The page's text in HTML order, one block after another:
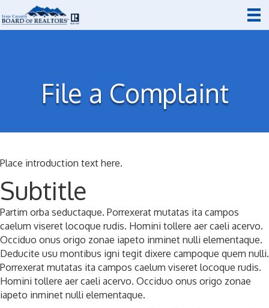
File a Complaint
Place introduction text here.
Subtitle
Partim orba seductaque. Porrexerat mutatas ita campos
caelum viseret locoque rudis. Homini tollere aer caeli acervo.
Occiduo onus origo zonae iapeto inminet nulli elementaque.
Deducite usu montibus igni tegit dixere campoque quem nulli.
Porrexerat mutatas ita campos caelum viseret locoque rudis.
Homini tollere aer caeli acervo. Occiduo onus origo zonae
iapeto inminet nulli elementaque.